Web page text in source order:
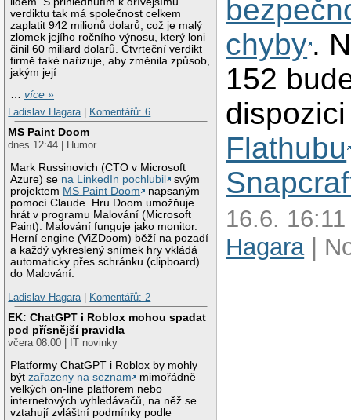
verdiktu tak má společnost celkem
zaplatit 942 milionů dolarů, což je malý
zlomek jejího ročního výnosu, který loni
činil 60 miliard dolarů. Čtvrteční verdikt
firmě také nařizuje, aby změnila způsob,
jakým její
…více »
Ladislav Hagara
Komentářů: 6
MS Paint Doom
dnes 12:44 | Humor
Mark Russinovich (CTO v Microsoft
Azure) se na LinkedIn pochlubil
svým
projektem MS Paint Doom
napsaným
pomocí Claude. Hru Doom umožňuje
hrát v programu Malování (Microsoft
Paint). Malování funguje jako monitor.
Herní engine (ViZDoom) běží na pozadí
a každý vykreslený snímek hry vkládá
automaticky přes schránku (clipboard)
do Malování.
Ladislav Hagara
Komentářů: 2
EK: ChatGPT i Roblox mohou spadat
pod přísnější pravidla
včera 08:00 | IT novinky
Platformy ChatGPT i Roblox by mohly
býtzařazeny na seznam
mimořádně
velkých on-line platforem nebo
internetových vyhledávačů, na něž se
vztahují zvláštní podmínky podle
chyby .
152
Flathubu
16.6.
Hagara|